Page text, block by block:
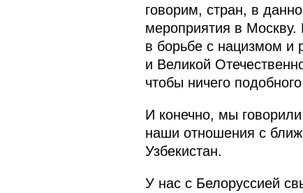
говорим, стран, в
мероприятия в
в борьбе с нацизмом и
и Великой
чтобы ничего
И конечно, мы
наши отношения с
Узбекистан.
У нас с Белоруссией